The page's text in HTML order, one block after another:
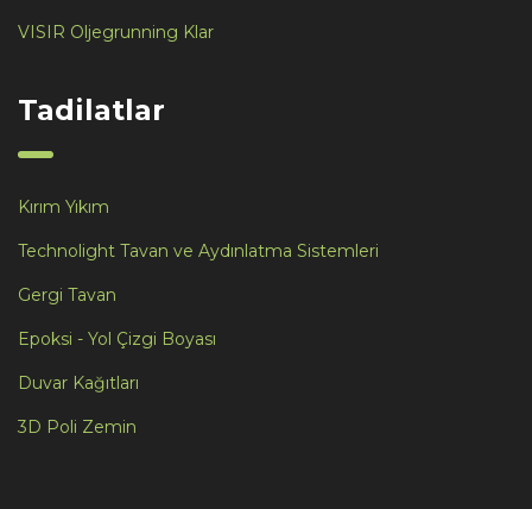
VISIR Oljegrunning Klar
Tadilatlar
Kırım Yıkım
Technolight Tavan ve Aydınlatma Sistemleri
Gergi Tavan
Epoksi - Yol Çizgi Boyası
Duvar Kağıtları
3D Poli Zemin